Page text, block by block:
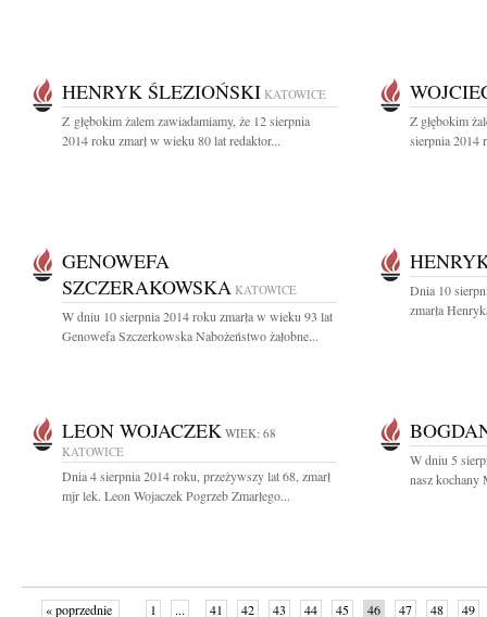
HENRYK ŚLEZIOŃSKI KATOWICE
Z głębokim żalem zawiadamiamy, że 12 sierpnia
2014 roku zmarł w wieku 80 lat redaktor...
Z głębokim
sierpnia 2014
GENOWEFA
SZCZERAKOWSKA KATOWICE
W dniu 10 sierpnia 2014 roku zmarła w wieku 93 lat
Genowefa Szczerkowska Nabożeństwo żałobne...
Dnia 10
zmarła
LEON WOJACZEK WIEK: 68
KATOWICE
Dnia 4 sierpnia 2014 roku, przeżywszy lat 68, zmarł
mjr lek. Leon Wojaczek Pogrzeb Zmarłego...
W dniu 5
nasz kochany
« poprzednie 1 ... 41 42 43 44 45 46 47 48 49